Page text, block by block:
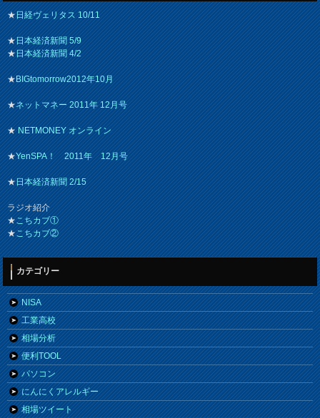
★日経ヴェリタス 10/11
★日本経済新聞 5/9
★日本経済新聞 4/2
★BIGtomorrow2012年10月
★ネットマネー 2011年 12月号
★NETMONEY オンライン
★YenSPA！ 2011年 12月号
★日本経済新聞 2/15
ラジオ紹介
★こちカブ①
★こちカブ②
カテゴリー
NISA
工業高校
相場分析
便利TOOL
パソコン
にんにくアレルギー
相場ツイート